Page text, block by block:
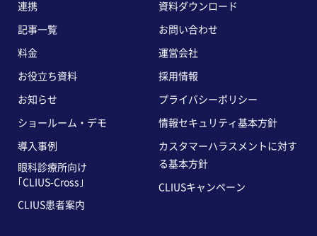
連携
記事一覧
料金
お役立ち資料
お知らせ
ショールーム・デモ
導入事例
眼科診療所向け
｢CLIUS-Cross｣
CLIUS患者案内
資料ダウンロード
お問い合わせ
運営会社
採用情報
プライバシーポリシー
情報セキュリティ基本方針
カスタマーハラスメントに対す
る基本方針
CLIUSキャンペーン